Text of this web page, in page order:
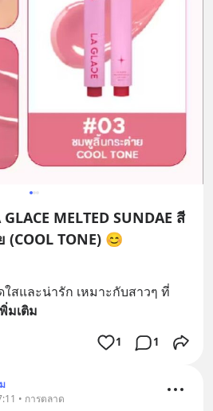
MELTED SUNDAE สี
TONE) 😊
สและน่ารัก เหมาะกับสาวๆ ที่
มเติม
1 1
• การตลาด